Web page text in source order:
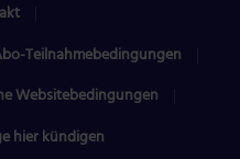
Teilnahmebedingungen
Websitebedingungen
hier kündigen